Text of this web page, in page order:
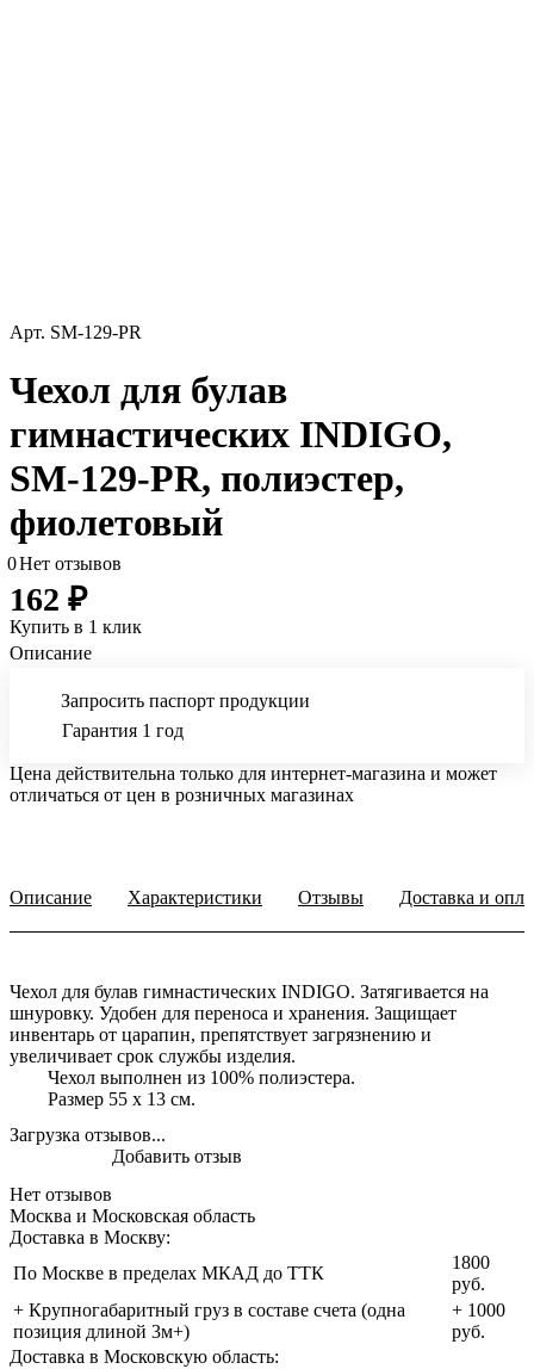
Арт. SM-129-PR
Чехол для булав
гимнастических INDIGO,
SM-129-PR, полиэстер,
фиолетовый
0Нет отзывов
162 ₽
Купить в 1 клик
Описание
Запросить паспорт продукции
Гарантия 1 год
Цена действительна только для интернет-магазина и может
отличаться от цен в розничных магазинах
Описание Характеристики Отзывы Доставка и
Чехол для булав гимнастических INDIGO. Затягивается на
шнуровку. Удобен для переноса и хранения. Защищает
инвентарь от царапин, препятствует загрязнению и
увеличивает срок службы изделия.
Чехол выполнен из 100% полиэстера.
Размер 55 х 13 см.
Загрузка отзывов...
Нет отзывов
Добавить отзыв
Москва и Московская область
Доставка в Москву:
По Москве в пределах МКАД до ТТК
1800
руб.
+ Крупногабаритный груз в составе счета (одна
позиция длиной 3м+)
+ 1000
руб.
Доставка в Московскую область: